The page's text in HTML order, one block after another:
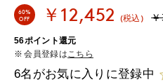
60%
OFF
￥12,452 (税込)
56ポイント還元
会員登録は こちら
6名がお気に入りに登録中